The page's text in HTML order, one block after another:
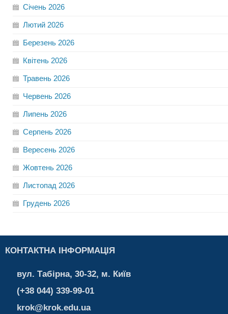
Січень 2026
Лютий 2026
Березень 2026
Квітень 2026
Травень 2026
Червень 2026
Липень 2026
Серпень 2026
Вересень 2026
Жовтень 2026
Листопад 2026
Грудень 2026
КОНТАКТНА ІНФОРМАЦІЯ
вул. Табірна, 30-32, м. Київ
(+38 044) 339-99-01
krok@krok.edu.ua